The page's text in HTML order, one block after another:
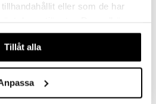
eller som de har
användande av vår webbplats.
Tillåt alla